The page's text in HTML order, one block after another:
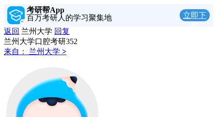
考研帮App
百万考研人的学习聚集地
立即下
返回 兰州大学 回复
兰州大学口腔考研352
来自：
兰州大学 >